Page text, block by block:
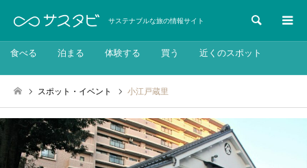
サステナブルな旅の情報サイト 検索
食べる 泊まる 体験する 買う 近くのスポット
スポット・イベント 小江戸蔵里